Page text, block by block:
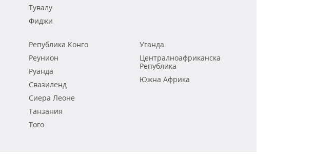
Тувалу
Фиджи
Република Конго
Реунион
Руанда
Свазиленд
Сиера Леоне
Танзания
Того
Уганда
Централноафриканска
Република
Южна Африка